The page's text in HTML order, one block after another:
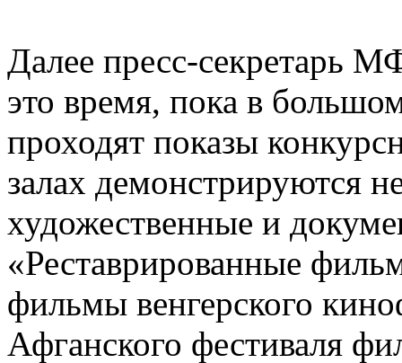
Далее пресс-секретарь
это время, пока в
проходят показы
залах демонстрируются
художественные и
«Реставрированные
фильмы венгерского
Афганского фестиваля